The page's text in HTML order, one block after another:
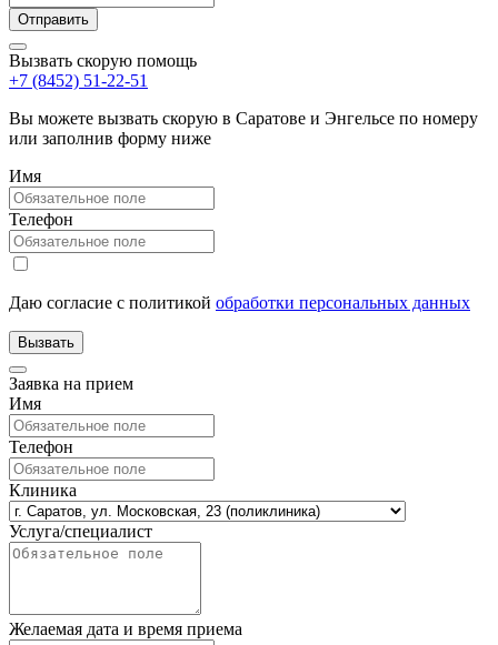
Вызвать скорую помощь
+7 (8452) 51-22-51
Вы можете вызвать скорую в Саратове и Энгельсе по номеру
или заполнив форму ниже
Имя
Телефон
Даю согласие с политикой обработки персональных данных
Заявка на прием
Имя
Телефон
Клиника
Услуга/специалист
Желаемая дата и время приема